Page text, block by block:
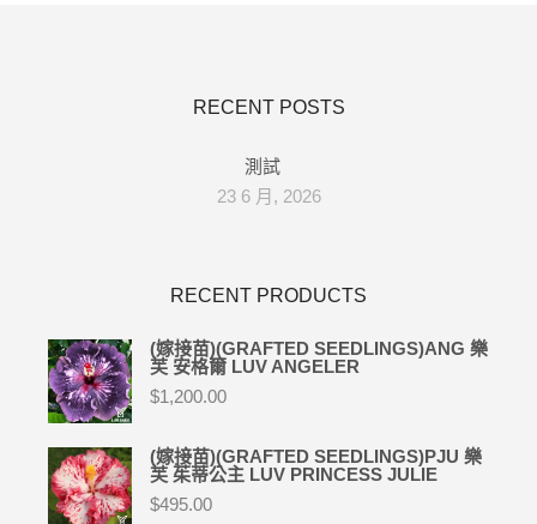
RECENT POSTS
測試
23 6 月, 2026
RECENT PRODUCTS
(嫁接苗)(GRAFTED SEEDLINGS)ANG 樂
芙 安格爾 LUV ANGELER
$1,200.00
(嫁接苗)(GRAFTED SEEDLINGS)PJU 樂
芙 茱蒂公主 LUV PRINCESS JULIE
$495.00